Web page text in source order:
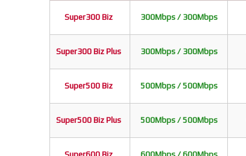
Super300 Biz 300Mbps / 300Mbps
Super300 Biz Plus 300Mbps / 300Mbps
Super500 Biz 500Mbps / 500Mbps
Super500 Biz Plus 500Mbps / 500Mbps